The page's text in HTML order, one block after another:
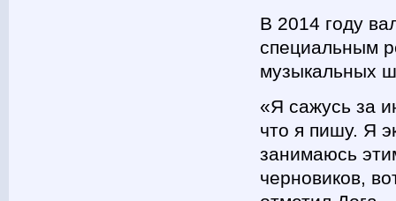
В 2014 году
специальным
музыкальных
«Я сажусь за
что я пишу. Я
занимаюсь
черновиков,